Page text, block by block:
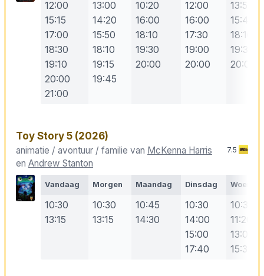
12:00
15:15
17:00
18:30
19:10
20:00
21:00
13:00
14:20
15:50
18:10
19:15
19:45
10:20
16:00
18:10
19:30
20:00
12:00
16:00
17:30
19:00
20:00
13:50
15:40
18:10
19:30
20:00
Toy Story 5 (2026)
animatie / avontuur / familie van McKenna Harris
en Andrew Stanton
7.5
Vandaag Morgen Maandag Dinsdag
10:30
13:15
10:30
13:15
10:45
14:30
10:30
14:00
15:00
17:40
10:30
11:20
13:00
15:30